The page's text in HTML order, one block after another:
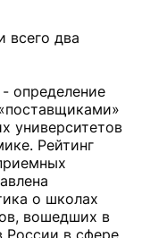
всего два
- определение
университетов
Рейтинг
о школах
вошедших в
России в сфере